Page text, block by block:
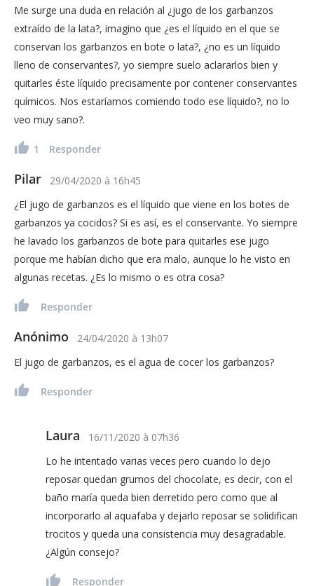
Me surge una duda en relación al ¿jugo de los garbanzos
extraído de la lata?, imagino que ¿es el líquido en el que se
conservan los garbanzos en bote o lata?, ¿no es un líquido
lleno de conservantes?, yo siempre suelo aclararlos bien y
quitarles éste líquido precisamente por contener conservantes
químicos. Nos estaríamos comiendo todo ese líquido?, no lo
veo muy sano?.
1 Responder
Pilar 29/04/2020 à 16h45
¿El jugo de garbanzos es el líquido que viene en los botes de
garbanzos ya cocidos? Si es así, es el conservante. Yo siempre
he lavado los garbanzos de bote para quitarles ese jugo
porque me habían dicho que era malo, aunque lo he visto en
algunas recetas. ¿Es lo mismo o es otra cosa?
Responder
Anónimo 24/04/2020 à 13h07
El jugo de garbanzos, es el agua de cocer los garbanzos?
Responder
Laura 16/11/2020 à 07h36
Lo he intentado varias veces pero cuando lo dejo
reposar quedan grumos del chocolate, es decir, con el
baño maría queda bien derretido pero como que al
incorporarlo al aquafaba y dejarlo reposar se solidifican
trocitos y queda una consistencia muy desagradable.
¿Algún consejo?
Responder